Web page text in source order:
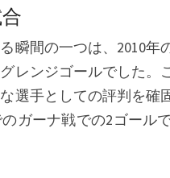
瞬間の一つは、2010
レンジゴールでした。
選手としての評判を確
ガーナ戦での2ゴール